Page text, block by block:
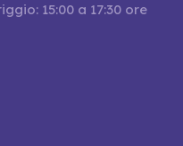
15:00 a 17:30 ore